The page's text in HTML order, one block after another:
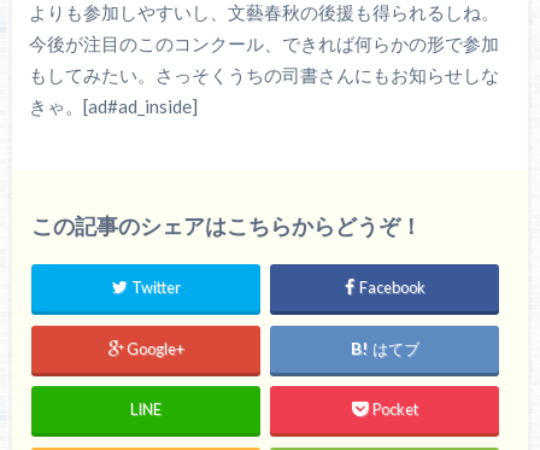
よりも参加しやすいし、文藝春秋の後援も得られるしね。
今後が注目のこのコンクール、できれば何らかの形で参加
もしてみたい。さっそくうちの司書さんにもお知らせしな
きゃ。[ad#ad_inside]
この記事のシェアはこちらからどうぞ！
Twitter Facebook
Google+ はてブ
LINE Pocket